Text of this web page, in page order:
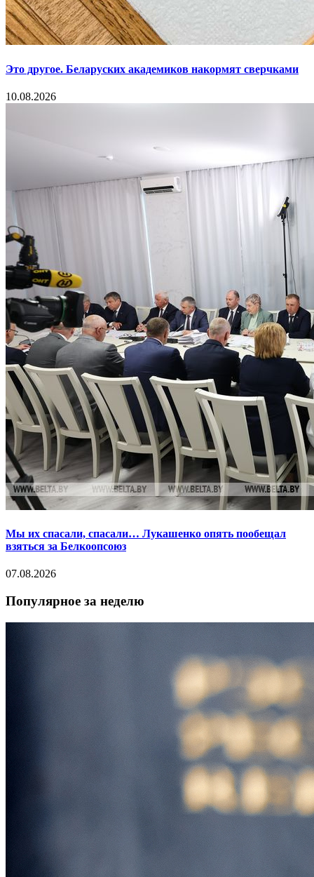
Это другое. Беларуских академиков накормят сверчками
10.08.2026
Мы их спасали, спасали… Лукашенко опять пообещал
взяться за Белкоопсоюз
07.08.2026
Популярное за неделю